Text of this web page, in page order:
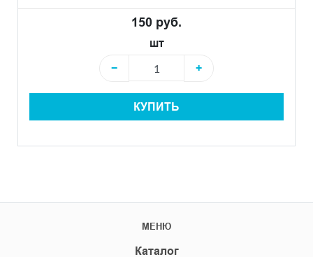
150 руб.
шт
−
+
КУПИТЬ
МЕНЮ
Каталог